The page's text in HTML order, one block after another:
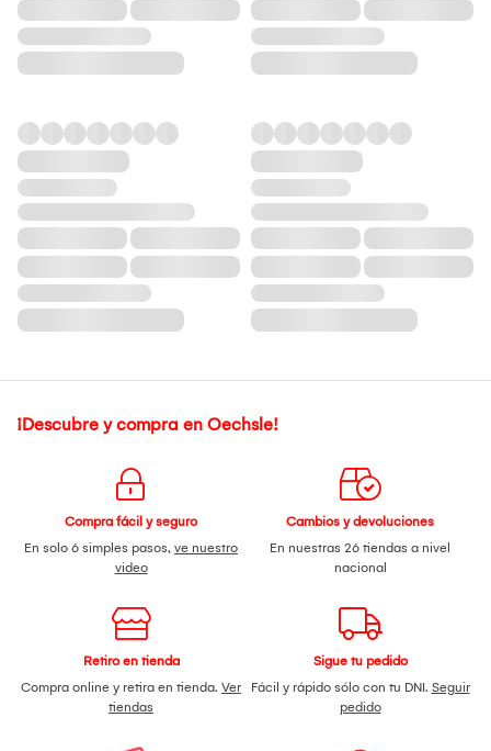
¡Descubre y compra en Oechsle!
Compra fácil y seguro
En solo 6 simples pasos, ve nuestro
video
Cambios y devoluciones
En nuestras 26 tiendas a nivel
nacional
Retiro en tienda
Compra online y retira en tienda. Ver
tiendas
Sigue tu pedido
Fácil y rápido sólo con tu DNI. Seguir
pedido